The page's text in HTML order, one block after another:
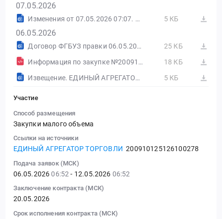
07.05.2026
Изменения от 07.05.2026 07:07. ЕДИНЫЙ АГРЕГАТОР ТОРГОВЛИ 5 КБ
06.05.2026
Договор ФГБУЗ правки 06.05.2026 — Берёзка.docx
25 КБ
Информация по закупке №200910125126100278.html
18 КБ
Извещение. ЕДИНЫЙ АГРЕГАТОР ТОРГОВЛИ
5 КБ
Участие
Способ размещения
Закупки малого объема
Ссылки на источники
ЕДИНЫЙ АГРЕГАТОР ТОРГОВЛИ 200910125126100278
Подача заявок (МСК)
06.05.202606:52 - 12.05.2026 06:52
Заключение контракта (МСК)
20.05.2026
Срок исполнения контракта (МСК)